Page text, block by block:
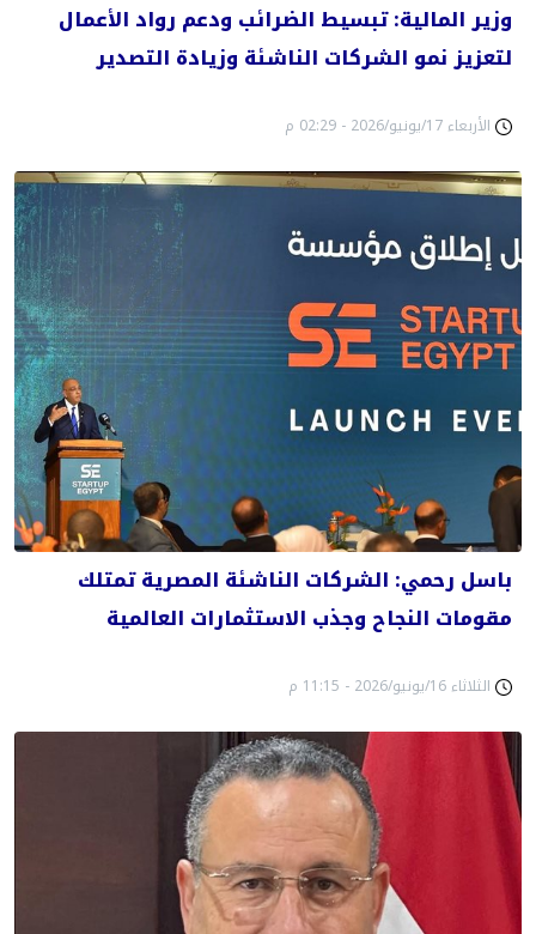
وزير المالية: تبسيط الضرائب ودعم رواد الأعمال
لتعزيز نمو الشركات الناشئة وزيادة التصدير
الأربعاء 17/يونيو/2026 - 02:29 م
باسل رحمي: الشركات الناشئة المصرية تمتلك
مقومات النجاح وجذب الاستثمارات العالمية
الثلاثاء 16/يونيو/2026 - 11:15 م